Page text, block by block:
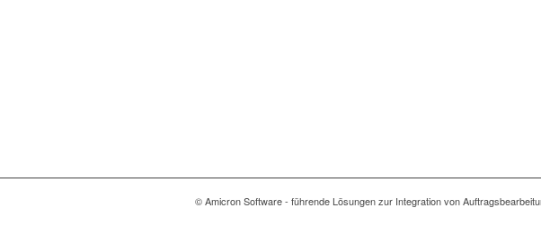
© Amicron Software - führende Lösungen zur Integration von